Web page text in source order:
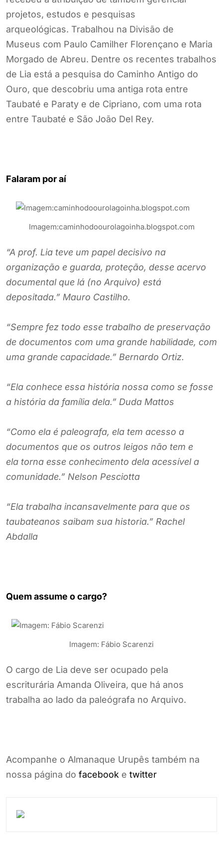
projetos, estudos e pesquisas
arqueológicas. Trabalhou na Divisão de
Museus com Paulo Camilher Florençano e Maria
Morgado de Abreu. Dentre os recentes trabalhos
de Lia está a pesquisa do Caminho Antigo do
Ouro, que descobriu uma antiga rota entre
Taubaté e Paraty e de Cipriano, com uma rota
entre Taubaté e São João Del Rey.
Falaram por aí
Imagem:caminhodoourolagoinha.blogspot.com
“A prof. Lia teve um papel decisivo na
organização e guarda, proteção, desse acervo
documental que lá (no Arquivo) está
depositada.” Mauro Castilho.
“Sempre fez todo esse trabalho de preservação
de documentos com uma grande habilidade, com
uma grande capacidade.” Bernardo Ortiz.
“Ela conhece essa história nossa como se fosse
a história da família dela.” Duda Mattos
“Como ela é paleografa, ela tem acesso a
documentos que os outros leigos não tem e
ela torna esse conhecimento dela acessível a
comunidade.” Nelson Pesciotta
“Ela trabalha incansavelmente para que os
taubateanos saibam sua historia.” Rachel
Abdalla
Quem assume o cargo?
Imagem: Fábio Scarenzi
O cargo de Lia deve ser ocupado pela
escriturária Amanda Oliveira, que há anos
trabalha ao lado da paleógrafa no Arquivo.
Acompanhe o Almanaque Urupês também na
nossa página do facebook e twitter